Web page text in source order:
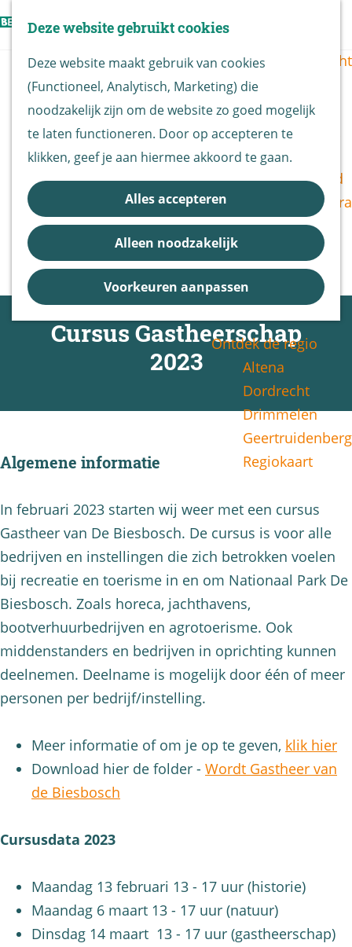
Deze website gebruikt cookies
Deze website maakt gebruik van cookies
(Functioneel, Analytisch, Marketing) die
noodzakelijk zijn om de website zo goed mogelijk
te laten functioneren. Door op accepteren te
klikken, geef je aan hiermee akkoord te gaan.
Alles accepteren
Alleen noodzakelijk
Voorkeuren aanpassen
Z
e
k
e
n
e
n
u
Routes overzicht
De Biesbosch
Nationaal Park
De Biesbosch
Bereikbaarheid
Bezoekerscentra
B&B vol leven
Nieuws &
Updates
Ontdek de regio
Altena
Dordrecht
Drimmelen
Geertruidenberg
Regiokaart
Z
e
n
Cursus Gastheerschap
2023
Algemene informatie
In februari 2023 starten wij weer met een cursus
Gastheer van De Biesbosch. De cursus is voor alle
bedrijven en instellingen die zich betrokken voelen
bij recreatie en toerisme in en om Nationaal Park De
Biesbosch. Zoals horeca, jachthavens,
bootverhuurbedrijven en agrotoerisme. Ook
middenstanders en bedrijven in oprichting kunnen
deelnemen. Deelname is mogelijk door één of meer
personen per bedrijf/instelling.
Meer informatie of om je op te geven, klik hier
Download hier de folder - Wordt Gastheer van
de Biesbosch
Cursusdata 2023
Maandag 13 februari 13 - 17 uur (historie)
Maandag 6 maart 13 - 17 uur (natuur)
Dinsdag 14 maart 13 - 17 uur (gastheerschap)